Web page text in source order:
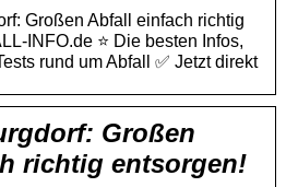
Großen Abfall einfach richtig
INFO.de ⭐ Die besten Infos,
rund um Abfall ✅ Jetzt direkt
Großen
richtig entsorgen!